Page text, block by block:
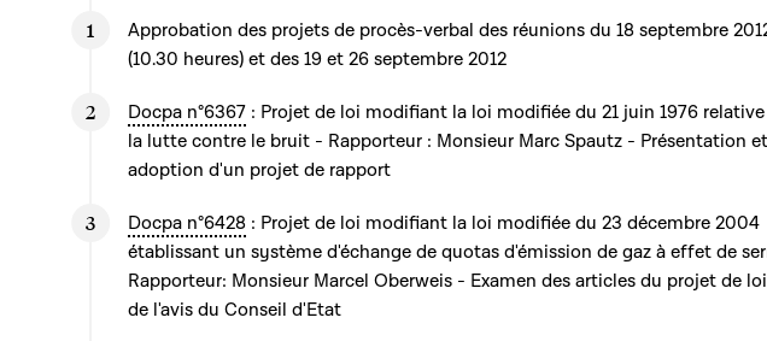
Approbation des projets de procès-verbal des réunions du 18 septembre
(10.30 heures) et des 19 et 26 septembre 2012
Docpa n°6367 : Projet de loi modifiant la loi modifiée du 21 juin 1976
la lutte contre le bruit - Rapporteur : Monsieur Marc Spautz - Présentation et
adoption d'un projet de rapport
Docpa n°6428 : Projet de loi modifiant la loi modifiée du 23 décembre 2004
établissant un système d'échange de quotas d'émission de gaz à effet de
Rapporteur: Monsieur Marcel Oberweis - Examen des articles du projet de
de l'avis du Conseil d'Etat